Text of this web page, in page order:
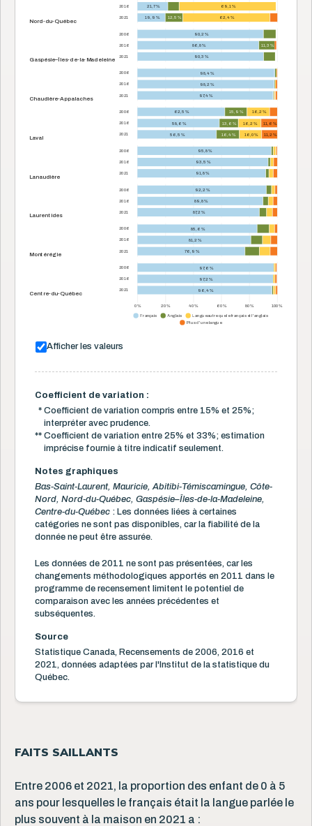
0 % 20 % 40 % 60 % 80 % 100 %
21,7 % 69,1 %
19,9 % 12,5 % 62,4 %
90,2 %
86,8 % 11,3 %
90,3 %
98,4 %
98,2 %
97,4 %
62,5 % 15,9 % 16,2 %
58,6 % 13,6 % 16,2 % 11,6 %
56,5 % 16,4 % 16,0 % 11,2 %
95,8 %
93,5 %
91,8 %
92,2 %
89,8 %
87,2 %
85,6 %
81,2 %
76,9 %
97,6 %
97,2 %
96,4 %
Nord-du-Québec
2016
2021
Gaspésie–Îles-de-la-Madeleine
2006
2016
2021
Chaudière-Appalaches
2006
2016
2021
Laval
2006
2016
2021
Lanaudière
2006
2016
2021
Laurentides
2006
2016
2021
Montérégie
2006
2016
2021
Centre-du-Québec
2006
2016
2021
Français Anglais Langue autre que le français et l'anglais
Plus d'une langue
Afficher les valeurs
Coefficient de variation :
* Coefficient de variation compris entre 15% et 25%;
interpréter avec prudence.
** Coefficient de variation entre 25% et 33%; estimation
imprécise fournie à titre indicatif seulement.
Notes graphiques
Bas-Saint-Laurent, Mauricie, Abitibi-Témiscamingue, Côte-
Nord, Nord-du-Québec, Gaspésie–Îles-de-la-Madeleine,
Centre-du-Québec : Les données liées à certaines
catégories ne sont pas disponibles, car la fiabilité de la
donnée ne peut être assurée.
Les données de 2011 ne sont pas présentées, car les
changements méthodologiques apportés en 2011 dans le
programme de recensement limitent le potentiel de
comparaison avec les années précédentes et
subséquentes.
Source
Statistique Canada, Recensements de 2006, 2016 et
2021, données adaptées par l'Institut de la statistique du
Québec.
FAITS SAILLANTS
Entre 2006 et 2021, la proportion des enfant de 0 à 5
ans pour lesquelles le français était la langue parlée le
plus souvent à la maison en 2021 a :